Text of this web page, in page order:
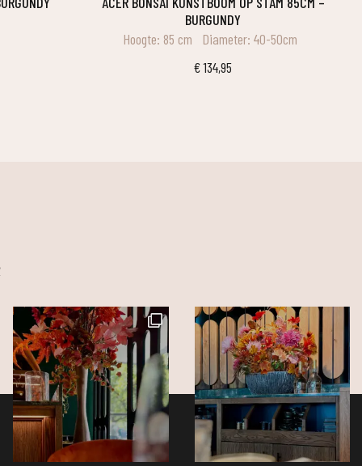
BURGUNDY
Hoogte: 85 cm
Diameter: 40-50cm
€134,95